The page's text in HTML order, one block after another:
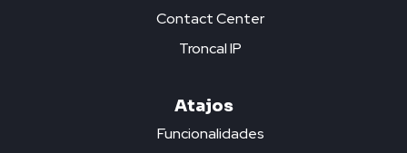
Contact Center
Troncal IP
Atajos
Funcionalidades